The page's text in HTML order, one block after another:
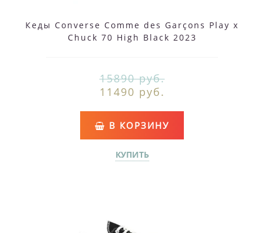
Кеды Converse Comme des Garçons Play x
Chuck 70 High Black 2023
15890 руб.
11490 руб.
В КОРЗИНУ
КУПИТЬ